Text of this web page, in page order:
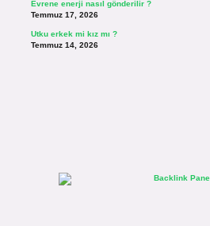
Evrene enerji nasıl gönderilir ?
Temmuz 17, 2026
Utku erkek mi kız mı ?
Temmuz 14, 2026